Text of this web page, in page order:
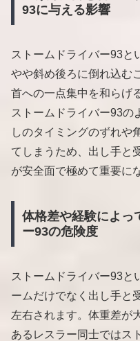
93に与える影響
ストームドライバー93と
やや斜め後ろに倒れ込む
首への一点集中を和らげ
ストームドライバー93の
しのタイミングのずれや
てしまうため、出し手と
が安全面で極めて重要に
体格差や経験によっ
ー93の危険度
ストームドライバー93と
ームだけでなく出し手と
左右されます。体重差が
あるレスラー同士ではス